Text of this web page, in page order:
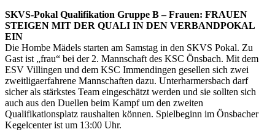
SKVS-Pokal Qualifikation Gruppe B – Frauen: FRAUEN
STEIGEN MIT DER QUALI IN DEN VERBANDPOKAL
EIN
Die Hombe Mädels starten am Samstag in den SKVS Pokal. Zu
Gast ist „frau“ bei der 2. Mannschaft des KSC Önsbach. Mit dem
ESV Villingen und dem KSC Immendingen gesellen sich zwei
zweitligaerfahrene Mannschaften dazu. Unterharmersbach darf
sicher als stärkstes Team eingeschätzt werden und sie sollten sich
auch aus den Duellen beim Kampf um den zweiten
Qualifikationsplatz raushalten können. Spielbeginn im Önsbacher
Kegelcenter ist um 13:00 Uhr.